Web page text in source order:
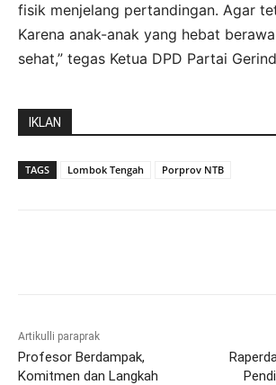
fisik menjelang pertandingan. Agar
Karena anak-anak yang hebat
sehat,” tegas Ketua DPD Partai
IKLAN
TAGS Lombok Tengah Porprov NTB
Artikulli paraprak
Profesor Berdampak,
Komitmen dan Langkah